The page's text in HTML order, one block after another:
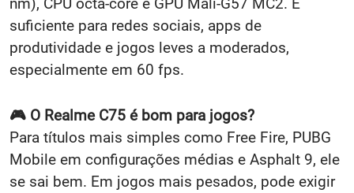
suficiente para redes sociais, apps de
produtividade e jogos leves a moderados,
especialmente em 60 fps.
🎮 O Realme C75 é bom para jogos?
Para títulos mais simples como Free Fire, PUBG
Mobile em configurações médias e Asphalt 9, ele
se sai bem. Em jogos mais pesados, pode exigir